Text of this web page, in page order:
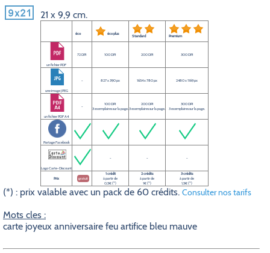
21 x 9,9 cm.
éco éco plus Standard Premium
un fichier PDF
72 DPI 100 DPI 200 DPI 300 DPI
une image JPEG
- 827 x 390 px 1654 x 780 px 2480 x 1169 px
un fichier PDF A4
-
100 DPI
3 exemplaires sur la page.
200 DPI
3 exemplaires sur la page.
300 DPI
3 exemplaires sur la page.
Partage Facebook
Logo Carte-Discount
- - -
Prix gratuit
1 crédit
à partir de
0,5€ (*)
2 crédits
à partir de
1€ (*)
3 crédits
à partir de
1,5€ (*)
(*) : prix valable avec un pack de 60 crédits. Consulter nos tarifs
Mots cles :
carte joyeux anniversaire feu artifice bleu mauve